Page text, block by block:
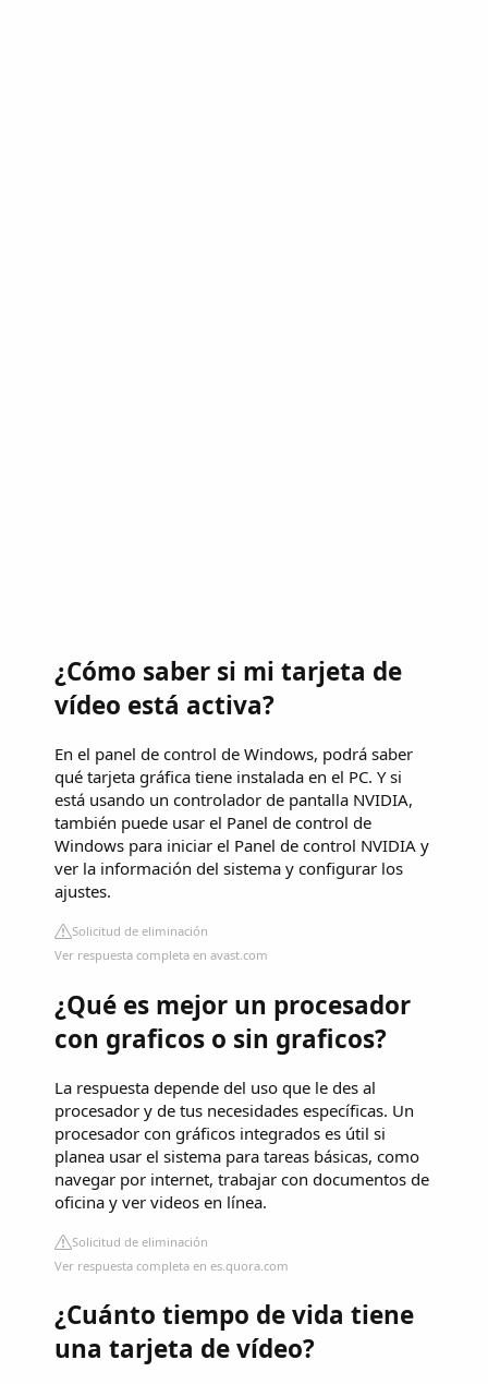
¿Cómo saber si mi tarjeta de
vídeo está activa?
En el panel de control de Windows, podrá saber
qué tarjeta gráfica tiene instalada en el PC. Y si
está usando un controlador de pantalla NVIDIA,
también puede usar el Panel de control de
Windows para iniciar el Panel de control NVIDIA y
ver la información del sistema y configurar los
ajustes.
Solicitud de eliminación
Ver respuesta completa en avast.com
¿Qué es mejor un procesador
con graficos o sin graficos?
La respuesta depende del uso que le des al
procesador y de tus necesidades específicas. Un
procesador con gráficos integrados es útil si
planea usar el sistema para tareas básicas, como
navegar por internet, trabajar con documentos de
oficina y ver videos en línea.
Solicitud de eliminación
Ver respuesta completa en es.quora.com
¿Cuánto tiempo de vida tiene
una tarjeta de vídeo?